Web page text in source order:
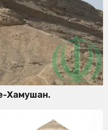
Хамушан.